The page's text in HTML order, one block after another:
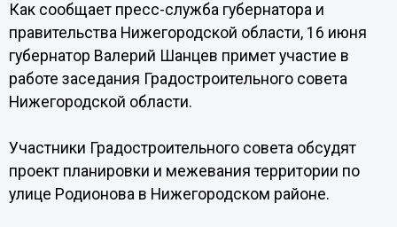
Как сообщает пресс-служба губернатора и
правительства Нижегородской области, 16 июня
губернатор Валерий Шанцев примет участие в
работе заседания Градостроительного совета
Нижегородской области.
Участники Градостроительного совета обсудят
проект планировки и межевания территории по
улице Родионова в Нижегородском районе.